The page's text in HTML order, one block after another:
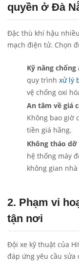
quyền ở Đà
Đặc thù khí hậu
mạch điện tử. Chọn
Kỹ năng chống
quy trình xử lý
vệ chống oxi
An tâm về giá
Không bao giờ
tiền giá hãng.
Không tháo dỡ
hệ thống máy
không gian
2. Phạm vi
tận nơi
Đội xe kỹ thuật của
đáp ứng yêu cầu sửa